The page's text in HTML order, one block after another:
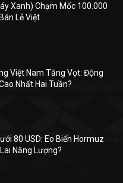
Xanh) Chạm Mốc 100.000
Lẻ Việt
Việt Nam Tăng Vọt: Động
Nhất Hai Tuần?
80 USD: Eo Biển Hormuz
Năng Lượng?